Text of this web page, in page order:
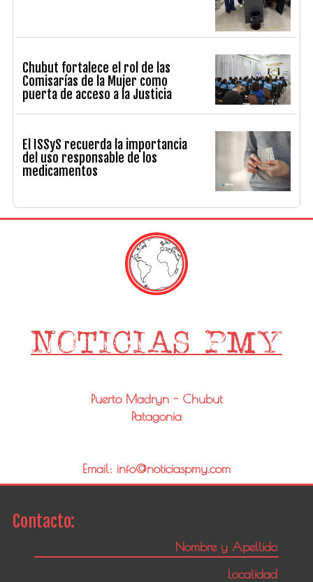
Chubut fortalece el rol de las
Comisarías de la Mujer como
puerta de acceso a la Justicia
El ISSyS recuerda la importancia
del uso responsable de los
medicamentos
Puerto Madryn - Chubut
Patagonia
Email: info@noticiaspmy.com
Contacto: